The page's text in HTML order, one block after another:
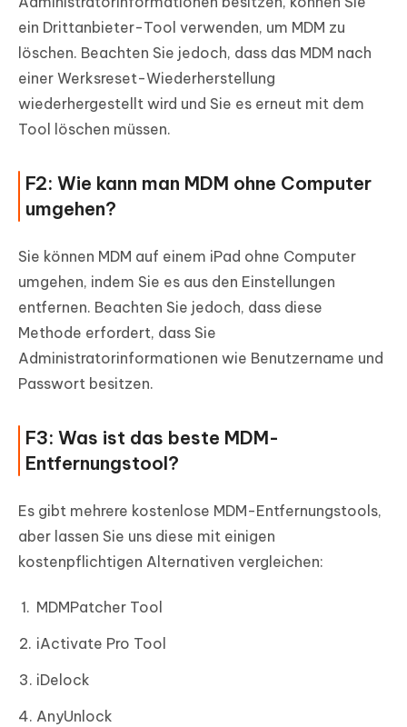
ein Drittanbieter-Tool verwenden, um MDM zu
löschen. Beachten Sie jedoch, dass das MDM nach
einer Werksreset-Wiederherstellung
wiederhergestellt wird und Sie es erneut mit dem
Tool löschen müssen.
F2: Wie kann man MDM ohne Computer
umgehen?
Sie können MDM auf einem iPad ohne Computer
umgehen, indem Sie es aus den Einstellungen
entfernen. Beachten Sie jedoch, dass diese
Methode erfordert, dass Sie
Administratorinformationen wie Benutzername und
Passwort besitzen.
F3: Was ist das beste MDM-
Entfernungstool?
Es gibt mehrere kostenlose MDM-Entfernungstools,
aber lassen Sie uns diese mit einigen
kostenpflichtigen Alternativen vergleichen:
MDMPatcher Tool
iActivate Pro Tool
iDelock
AnyUnlock